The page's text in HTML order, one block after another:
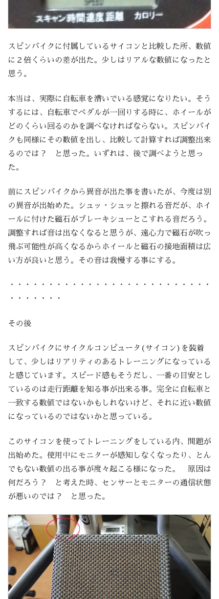
スピンバイクに付属しているサイコンと比較した所、数値
に２倍くらいの差が出た。少しはリアルな数値になったと
思う。
本当は、実際に自転車を漕いでいる感覚になりたい。そう
するには、自転車でペダルが一回りする時に、ホイールが
どのくらい回るのかを調べなければならない。スピンバイ
クも同様にその数値を出し、比較して計算すれば調整出来
るのでは？ と思った。いずれは、後で調べようと思っ
た。
前にスピンバイクから異音が出た事を書いたが、今度は別
の異音が出始めた。シュッ・シュッと擦れる音だが、ホイ
ールに付けた磁石がブレーキシューとこすれる音だろう。
調整すれば音は出なくなると思うが、遠心力で磁石が吹っ
飛ぶ可能性が高くなるからホイールと磁石の接地面積は広
い方が良いと思う。その音は我慢する事にする。
・・・・・・・・・・・・・・・・・・・・・・・・・・
・・・・・・・
その後
スピンバイクにサイクルコンピュータ(サイコン)を装着
して、少しはリアリティのあるトレーニングになっている
と感じています。スピード感もそうだし、一番の目安とし
ているのは走行距離を知る事が出来る事。完全に自転車と
一致する数値ではないかもしれないけど、それに近い数値
になっているのではないかと思っている。
このサイコンを使ってトレーニングをしている内、問題が
出始めた。使用中にモニターが感知しなくなったり、とん
でもない数値の出る事が度々起こる様になった。 原因は
何だろう？ と考えた時、センサーとモニターの通信状態
が悪いのでは？ と思った。